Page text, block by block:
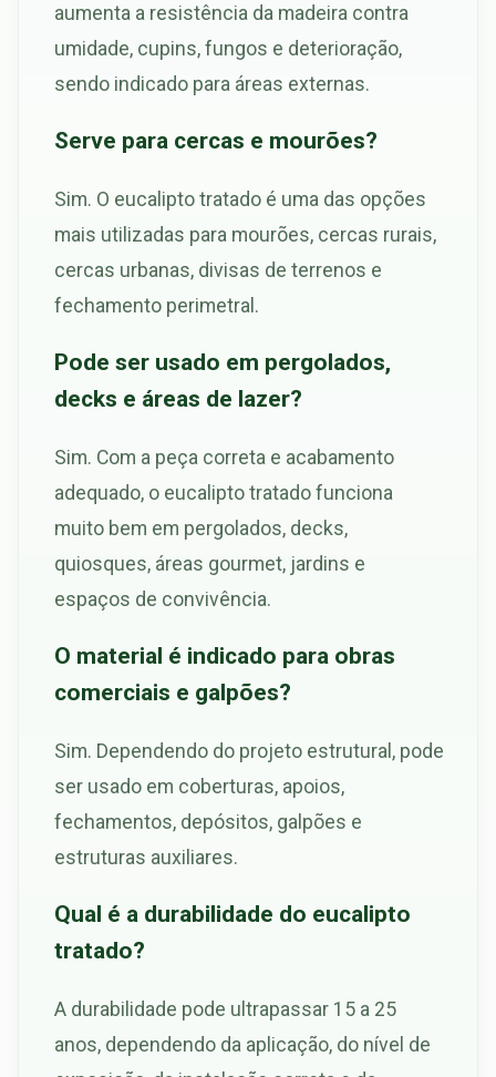
aumenta a resistência da madeira contra
umidade, cupins, fungos e deterioração,
sendo indicado para áreas externas.
Serve para cercas e mourões?
Sim. O eucalipto tratado é uma das opções
mais utilizadas para mourões, cercas rurais,
cercas urbanas, divisas de terrenos e
fechamento perimetral.
Pode ser usado em pergolados,
decks e áreas de lazer?
Sim. Com a peça correta e acabamento
adequado, o eucalipto tratado funciona
muito bem em pergolados, decks,
quiosques, áreas gourmet, jardins e
espaços de convivência.
O material é indicado para obras
comerciais e galpões?
Sim. Dependendo do projeto estrutural, pode
ser usado em coberturas, apoios,
fechamentos, depósitos, galpões e
estruturas auxiliares.
Qual é a durabilidade do eucalipto
tratado?
A durabilidade pode ultrapassar 15 a 25
anos, dependendo da aplicação, do nível de